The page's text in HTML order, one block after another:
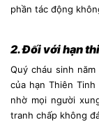
phần tác động
2. Đối với hạn
Quý cháu sinh
của hạn Thiên
nhờ mọi người
tranh chấp không